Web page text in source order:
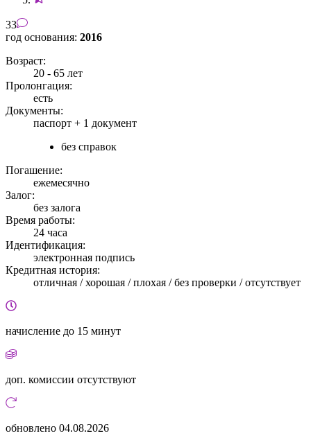
33
год основания: 2016
Возраст:
20 - 65 лет
Пролонгация:
есть
Документы:
паспорт + 1 документ
без справок
Погашение:
ежемесячно
Залог:
без залога
Время работы:
24 часа
Идентификация:
электронная подпись
Кредитная история:
отличная / хорошая / плохая / без проверки / отсутствует
начисление до 15 минут
доп. комиссии отсутствуют
обновлено 04.08.2026